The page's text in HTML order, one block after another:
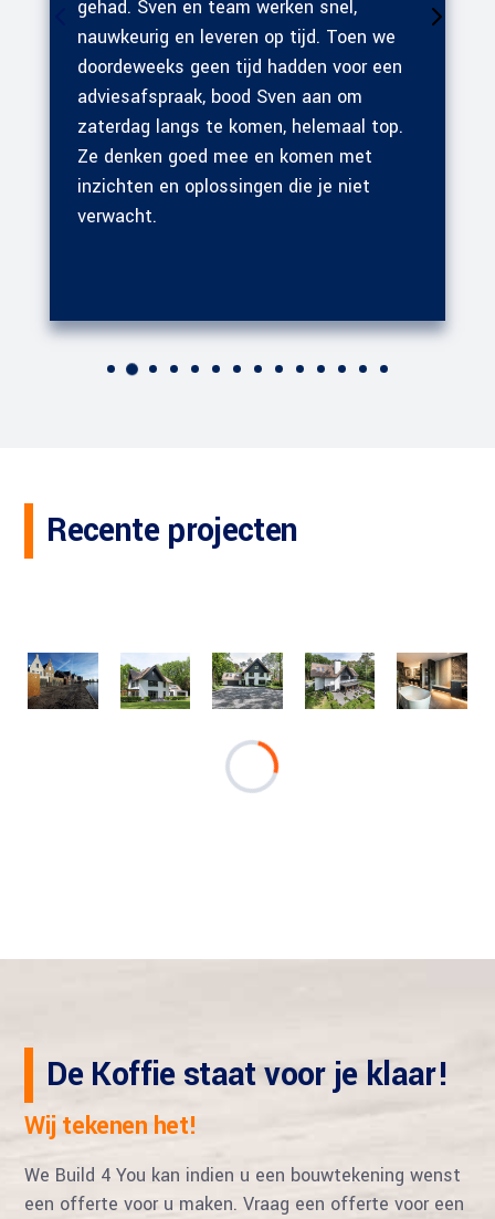
gehad. Sven en team werken snel,
nauwkeurig en leveren op tijd. Toen we
doordeweeks geen tijd hadden voor een
adviesafspraak, bood Sven aan om
zaterdag langs te komen, helemaal top.
Ze denken goed mee en komen met
inzichten en oplossingen die je niet
verwacht.
Recente projecten
De Koffie staat voor je klaar!
Wij tekenen het!
We Build 4 You kan indien u een bouwtekening wenst
een offerte voor u maken. Vraag een offerte voor een